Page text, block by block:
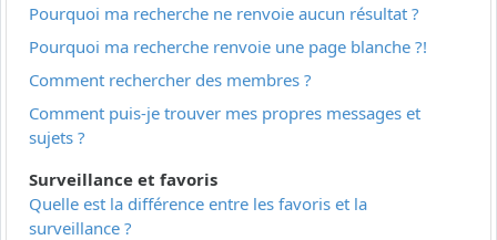
Pourquoi ma recherche ne renvoie aucun résultat ?
Pourquoi ma recherche renvoie une page blanche ?!
Comment rechercher des membres ?
Comment puis-je trouver mes propres messages et
sujets ?
Surveillance et favoris
Quelle est la différence entre les favoris et la
surveillance ?